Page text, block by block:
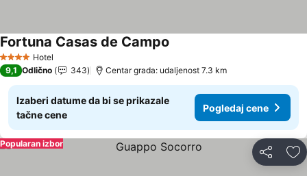
4 ZvezdiceHotel
Fortuna Casas de Campo
9,1 Odlično 343 Centar grada: udaljenost 7.3 km
Izaberi datume da bi se prikazale
tačne cene
Pogledaj cene
Deli
Popularan izbor